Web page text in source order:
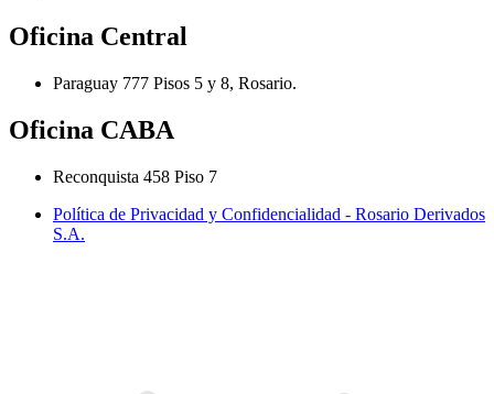
Oficina Central
Paraguay 777 Pisos 5 y 8, Rosario.
Oficina CABA
Reconquista 458 Piso 7
Política de Privacidad y Confidencialidad - Rosario Derivados
S.A.